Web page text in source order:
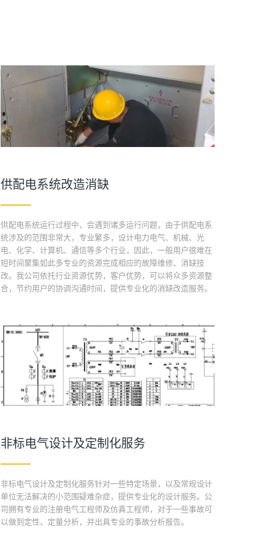
供配电系统改造消缺
供配电系统运行过程中，会遇到诸多运行问题，由于供配电系
统涉及的范围非常大，专业繁多，设计电力电气、机械、光
电、化学、计算机、通信等多个行业，因此，一般用户很难在
短时间聚集如此多专业的资源完成相应的故障维修、消缺技
改。我公司依托行业资源优势，客户优势，可以将众多资源整
合，节约用户的协调沟通时间，提供专业化的消缺改造服务。
非标电气设计及定制化服务
非标电气设计及定制化服务针对一些特定场景，以及常规设计
单位无法解决的小范围疑难杂症，提供专业化的设计服务。公
司拥有专业的注册电气工程师及仿真工程师，对于一些事故可
以做到定性、定量分析，并出具专业的事故分析报告。